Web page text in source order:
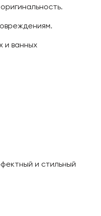
и ванных
и стильный